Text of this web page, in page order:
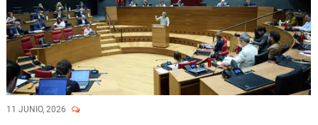
11 JUNIO, 2026